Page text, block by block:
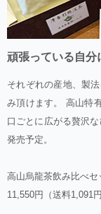
頑張っている自分
それぞれの産地、製
み頂けます。 高山特
口ごとに広がる贅沢
発売予定。
高山烏龍茶飲み比べセ
11,550円（送料1,091円